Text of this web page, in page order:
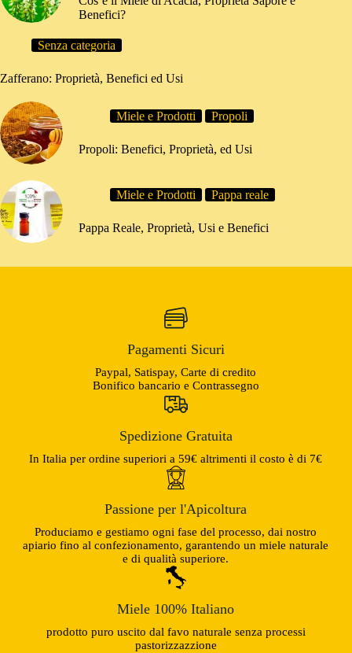
Benefici?
Senza categoria
Zafferano: Proprietà, Benefici ed Usi
Miele e Prodotti Propoli
Propoli: Benefici, Proprietà, ed Usi
Miele e Prodotti Pappa reale
Pappa Reale, Proprietà, Usi e Benefici
Pagamenti Sicuri
Paypal, Satispay, Carte di credito
Bonifico bancario e Contrassegno
Spedizione Gratuita
In Italia per ordine superiori a 59€ altrimenti il costo è di 7€
Passione per l'Apicoltura
Produciamo e gestiamo ogni fase del processo, dai nostro
apiario fino al confezionamento, garantendo un miele naturale
e di qualità superiore.
Miele 100% Italiano
prodotto puro uscito dal favo naturale senza processi
pastorizzazzione